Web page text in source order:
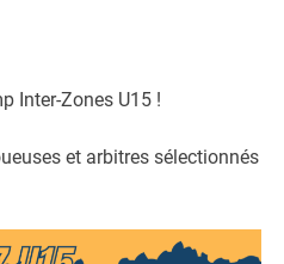
Inter-Zones U15 !
et arbitres sélectionnés